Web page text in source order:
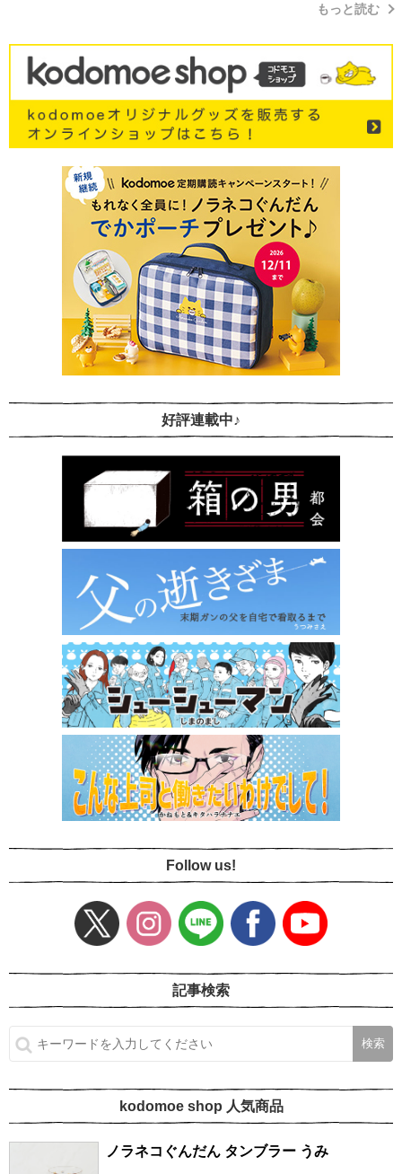
もっと読む
好評連載中♪
Follow us!
記事検索
kodomoe shop 人気商品
ノラネコぐんだん タンブラー うみ